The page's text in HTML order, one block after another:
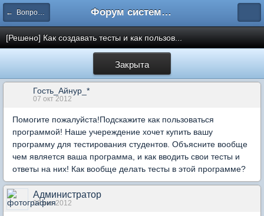
← Вопросы составления тестов Форум системы тестирования INDIGO
[Решено] Как создавать тесты и как пользов...
Закрыта
Гость_Айнур_*
07 окт 2012
Помогите пожалуйста!Подскажите как пользоваться
программой! Наше учереждение хочет купить вашу
программу для тестирования студентов. Объясните вообще
чем является ваша программа, и как вводить свои тесты и
ответы на них! Как вообще делать тесты в этой программе?
Администратор
07 окт 2012